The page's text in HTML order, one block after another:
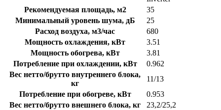
Рекомендуемая площадь, м2
35
Минимальный уровень шума, дБ
25
Расход воздуха, м3/час
680
Мощность охлаждения, кВт
3.51
Мощность обогрева, кВт
3.81
Потребление при охлаждении, кВт
0.962
Вес нетто/брутто внутреннего блока,
кг
11/13
Потребление при обогреве, кВт
0.953
Вес нетто/брутто внешнего блока, кг
23,2/25,2